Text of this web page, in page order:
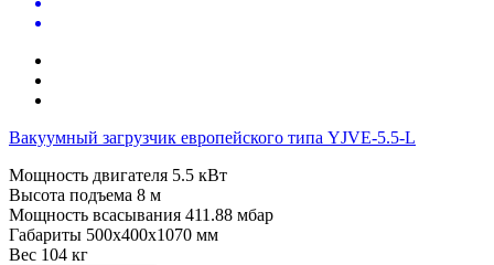
Вакуумный загрузчик европейского типа YJVE-5.5-L
Мощность двигателя 5.5 кВт
Высота подъема 8 м
Мощность всасывания 411.88 мбар
Габариты 500x400x1070 мм
Вес 104 кг